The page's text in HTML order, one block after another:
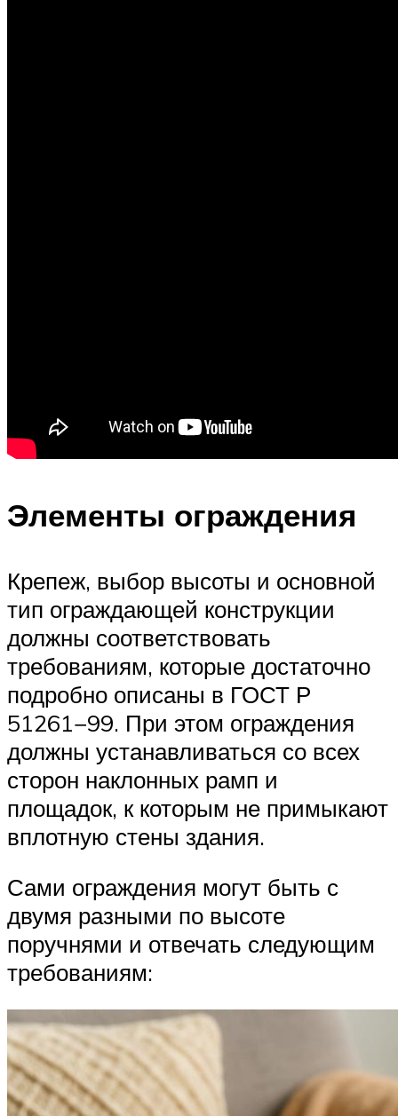
Элементы ограждения
Крепеж, выбор высоты и основной
тип ограждающей конструкции
должны соответствовать
требованиям, которые достаточно
подробно описаны в ГОСТ Р
51261−99. При этом ограждения
должны устанавливаться со всех
сторон наклонных рамп и
площадок, к которым не примыкают
вплотную стены здания.
Сами ограждения могут быть с
двумя разными по высоте
поручнями и отвечать следующим
требованиям: